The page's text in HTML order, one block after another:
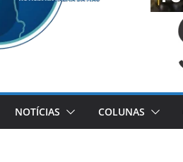
NOTÍCIAS COLUNAS